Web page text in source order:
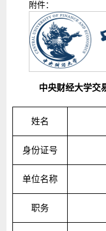
附件：
中央财经大学交
姓名
身份证号
单位名称
职务